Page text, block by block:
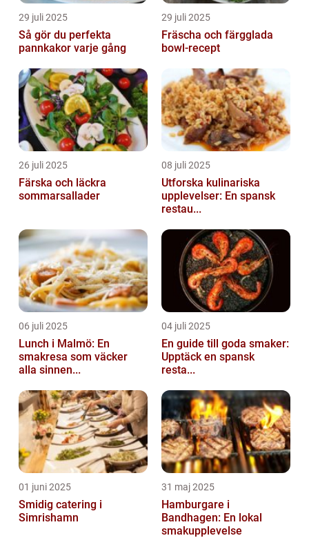
29 juli 2025
Så gör du perfekta
pannkakor varje gång
29 juli 2025
Fräscha och färgglada
bowl-recept
26 juli 2025
Färska och läckra
sommarsallader
08 juli 2025
Utforska kulinariska
upplevelser: En spansk
restau...
06 juli 2025
Lunch i Malmö: En
smakresa som väcker
alla sinnen...
04 juli 2025
En guide till goda smaker:
Upptäck en spansk
resta...
01 juni 2025
Smidig catering i
Simrishamn
31 maj 2025
Hamburgare i
Bandhagen: En lokal
smakupplevelse